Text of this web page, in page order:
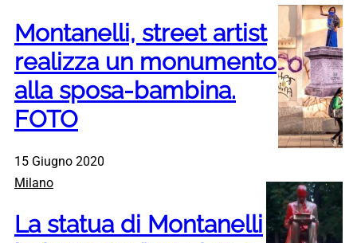
Montanelli, street artist
realizza un monumento
alla sposa-bambina.
FOTO
15 Giugno 2020
Milano
La statua di Montanelli